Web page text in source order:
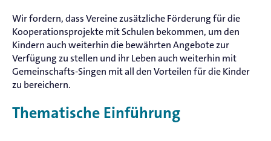
Wir fordern, dass Vereine zusätzliche Förderung für die
Kooperationsprojekte mit Schulen bekommen, um den
Kindern auch weiterhin die bewährten Angebote zur
Verfügung zu stellen und ihr Leben auch weiterhin mit
Gemeinschafts-Singen mit all den Vorteilen für die Kinder
zu bereichern.
Thematische Einführung